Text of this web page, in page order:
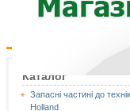
Каталог
Запасні частині до
Holland